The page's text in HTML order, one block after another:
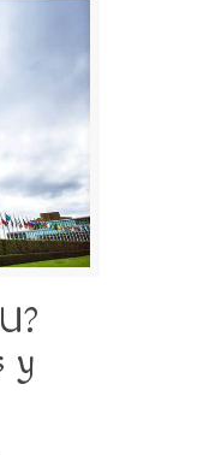
y